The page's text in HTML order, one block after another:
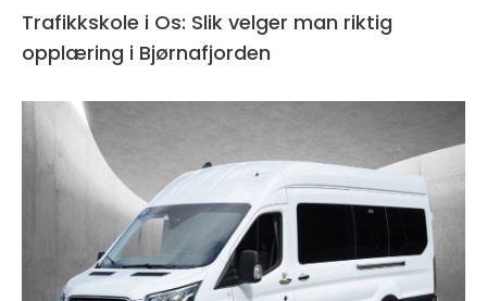
Trafikkskole i Os: Slik velger man riktig
opplæring i Bjørnafjorden